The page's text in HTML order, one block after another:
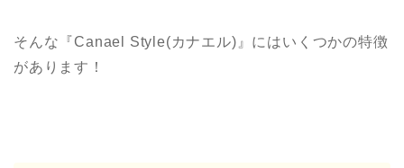
そんな『Canael Style(カナエル)』にはいくつかの特徴
があります！